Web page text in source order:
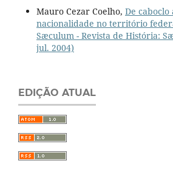
Mauro Cezar Coelho, De caboclo
nacionalidade no território
Sæculum - Revista de História:
jul. 2004)
EDIÇÃO ATUAL